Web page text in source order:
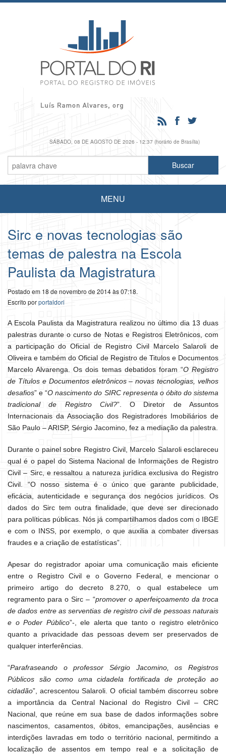
SÁBADO, 08 DE AGOSTO DE 2026 - 12:37 (horário de Brasília)
MENU
Sirc e novas tecnologias são
temas de palestra na Escola
Paulista da Magistratura
Postado em 18 de novembro de 2014 às 07:18.
Escrito porportaldori
A Escola Paulista da Magistratura realizou no último dia 13 duas
palestras durante o curso de Notas e Registros Eletrônicos, com
a participação do Oficial de Registro Civil Marcelo Salaroli de
Oliveira e também do Oficial de Registro de Titulos e Documentos
Marcelo Alvarenga. Os dois temas debatidos foram “O Registro
de Títulos e Documentos eletrônicos – novas tecnologias, velhos
desafios” e “O nascimento do SIRC representa o óbito do sistema
tradicional de Registro Civil?”. O Diretor de Assuntos
Internacionais da Associação dos Registradores Imobiliários de
São Paulo – ARISP, Sérgio Jacomino, fez a mediação da palestra.
Durante o painel sobre Registro Civil, Marcelo Salaroli esclareceu
qual é o papel do Sistema Nacional de Informações de Registro
Civil – Sirc, e ressaltou a natureza jurídica exclusiva do Registro
Civil. “O nosso sistema é o único que garante publicidade,
eficácia, autenticidade e segurança dos negócios jurídicos. Os
dados do Sirc tem outra finalidade, que deve ser direcionado
para políticas públicas. Nós já compartilhamos dados com o IBGE
e com o INSS, por exemplo, o que auxilia a combater diversas
fraudes e a criação de estatísticas”.
Apesar do registrador apoiar uma comunicação mais eficiente
entre o Registro Civil e o Governo Federal, e mencionar o
primeiro artigo do decreto 8.270, o qual estabelece um
regramento para o Sirc – “promover o aperfeiçoamento da troca
de dados entre as serventias de registro civil de pessoas naturais
e o Poder Público”-, ele alerta que tanto o registro eletrônico
quanto a privacidade das pessoas devem ser preservados de
qualquer interferências.
“Parafraseando o professor Sérgio Jacomino, os Registros
Públicos são como uma cidadela fortificada de proteção ao
cidadão”, acrescentou Salaroli. O oficial também discorreu sobre
a importância da Central Nacional do Registro Civil – CRC
Nacional, que reúne em sua base de dados informações sobre
nascimentos, casamentos, óbitos, emancipações, ausências e
interdições lavradas em todo o território nacional, permitindo a
localização de assentos em tempo real e a solicitação de